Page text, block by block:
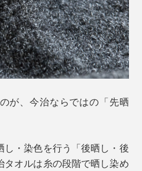
が、今治ならではの「先晒
・染色を行う「後晒し・後
オルは糸の段階で晒し染め